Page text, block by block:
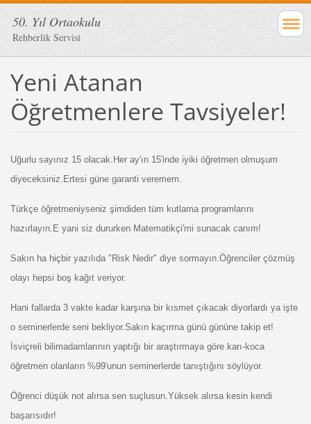
50. Yıl Ortaokulu
Rehberlik Servisi
Yeni Atanan
Öğretmenlere Tavsiyeler!
Uğurlu sayınız 15 olacak.Her ay'ın 15'inde iyiki öğretmen olmuşum
diyeceksiniz.Ertesi güne garanti veremem.
Türkçe öğretmeniyseniz şimdiden tüm kutlama programlarını
hazırlayın.E yani siz dururken Matematikçi'mi sunacak canım!
Sakın ha hiçbir yazılıda "Risk Nedir" diye sormayın.Öğrenciler çözmüş
olayı hepsi boş kağıt veriyor.
Hani fallarda 3 vakte kadar karşına bir kısmet çıkacak diyorlardı ya işte
o seminerlerde seni bekliyor.Sakın kaçırma günü gününe takip et!
İsviçreli bilimadamlarının yaptığı bir araştırmaya göre karı-koca
öğretmen olanların %99'unun seminerlerde tanıştığını söylüyor.
Öğrenci düşük not alırsa sen suçlusun.Yüksek alırsa kesin kendi
başarısıdır!